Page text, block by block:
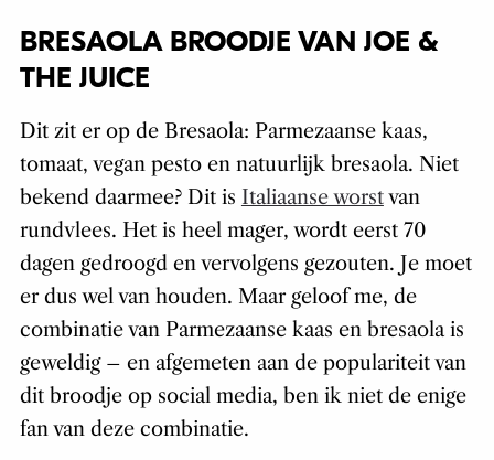
BRESAOLA BROODJE VAN JOE &
THE JUICE
Dit zit er op de Bresaola: Parmezaanse kaas,
tomaat, vegan pesto en natuurlijk bresaola. Niet
bekend daarmee? Dit is Italiaanse worstvan
rundvlees. Het is heel mager, wordt eerst 70
dagen gedroogd en vervolgens gezouten. Je moet
er dus wel van houden. Maar geloof me, de
combinatie van Parmezaanse kaas en bresaola is
geweldig – en afgemeten aan de populariteit van
dit broodje op social media, ben ik niet de enige
fan van deze combinatie.